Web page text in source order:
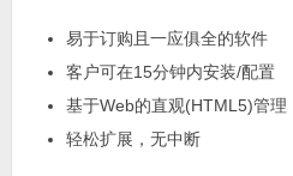
易于订购且一应俱全的软件
客户可在15分钟内安装/配置
基于Web的直观(HTML5)管理
轻松扩展，无中断